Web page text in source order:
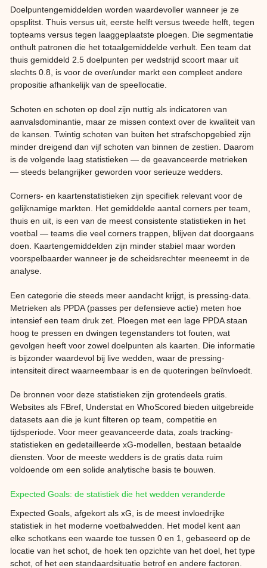
Doelpuntengemiddelden worden waardevoller wanneer je ze
opsplitst. Thuis versus uit, eerste helft versus tweede helft, tegen
topteams versus tegen laaggeplaatste ploegen. Die segmentatie
onthult patronen die het totaalgemiddelde verhult. Een team dat
thuis gemiddeld 2.5 doelpunten per wedstrijd scoort maar uit
slechts 0.8, is voor de over/under markt een compleet andere
propositie afhankelijk van de speellocatie.
Schoten en schoten op doel zijn nuttig als indicatoren van
aanvalsdominantie, maar ze missen context over de kwaliteit van
de kansen. Twintig schoten van buiten het strafschopgebied zijn
minder dreigend dan vijf schoten van binnen de zestien. Daarom
is de volgende laag statistieken — de geavanceerde metrieken
— steeds belangrijker geworden voor serieuze wedders.
Corners- en kaartenstatistieken zijn specifiek relevant voor de
gelijknamige markten. Het gemiddelde aantal corners per team,
thuis en uit, is een van de meest consistente statistieken in het
voetbal — teams die veel corners trappen, blijven dat doorgaans
doen. Kaartengemiddelden zijn minder stabiel maar worden
voorspelbaarder wanneer je de scheidsrechter meeneemt in de
analyse.
Een categorie die steeds meer aandacht krijgt, is pressing-data.
Metrieken als PPDA (passes per defensieve actie) meten hoe
intensief een team druk zet. Ploegen met een lage PPDA staan
hoog te pressen en dwingen tegenstanders tot fouten, wat
gevolgen heeft voor zowel doelpunten als kaarten. Die informatie
is bijzonder waardevol bij live wedden, waar de pressing-
intensiteit direct waarneembaar is en de quoteringen beïnvloedt.
De bronnen voor deze statistieken zijn grotendeels gratis.
Websites als FBref, Understat en WhoScored bieden uitgebreide
datasets aan die je kunt filteren op team, competitie en
tijdsperiode. Voor meer geavanceerde data, zoals tracking-
statistieken en gedetailleerde xG-modellen, bestaan betaalde
diensten. Voor de meeste wedders is de gratis data ruim
voldoende om een solide analytische basis te bouwen.
Expected Goals: de statistiek die het wedden veranderde
Expected Goals, afgekort als xG, is de meest invloedrijke
statistiek in het moderne voetbalwedden. Het model kent aan
elke schotkans een waarde toe tussen 0 en 1, gebaseerd op de
locatie van het schot, de hoek ten opzichte van het doel, het type
schot, of het een standaardsituatie betrof en andere factoren.